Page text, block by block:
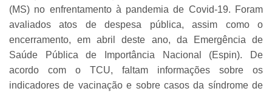
(MS) no enfrentamento à pandemia de Covid-19. Foram
avaliados atos de despesa pública, assim como o
encerramento, em abril deste ano, da Emergência de
Saúde Pública de Importância Nacional (Espin). De
acordo com o TCU, faltam informações sobre os
indicadores de vacinação e sobre casos da síndrome de